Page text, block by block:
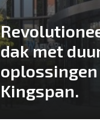
dak met
oplossingen
Kingspan.